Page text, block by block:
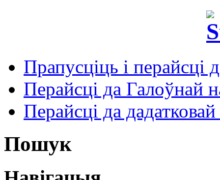
Прапусціць і перайсці
Перайсці да Галоўнай
Перайсці да
Пошук